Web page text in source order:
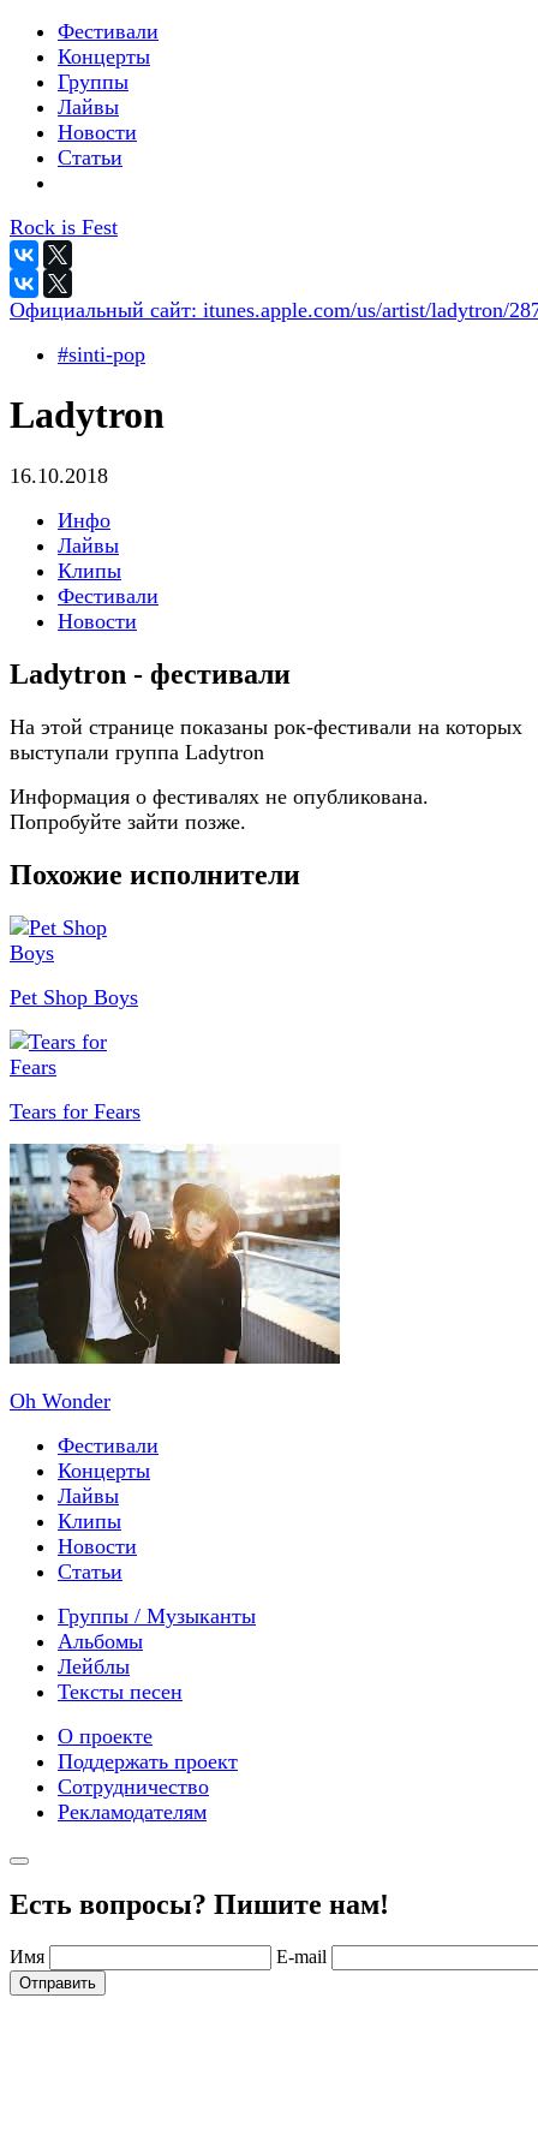
Фестивали
Концерты
Группы
Лайвы
Новости
Статьи
Rock is Fest
Официальный сайт: itunes.apple.com/us/artist/ladytron/
#sinti-pop
Ladytron
16.10.2018
Инфо
Лайвы
Клипы
Фестивали
Новости
Ladytron - фестивали
На этой странице показаны рок-фестивали на которых
выступали группа Ladytron
Информация о фестивалях не опубликована.
Попробуйте зайти позже.
Похожие исполнители
Pet Shop Boys
Tears for Fears
Oh Wonder
Фестивали
Концерты
Лайвы
Клипы
Новости
Статьи
Группы / Музыканты
Альбомы
Лейблы
Тексты песен
О проекте
Поддержать проект
Сотрудничество
Рекламодателям
Есть вопросы? Пишите нам!
Имя E-mail